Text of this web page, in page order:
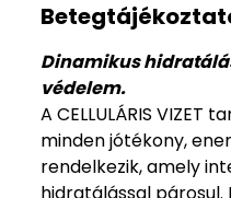
Dinamikus
védelem.
A CELLULÁRIS
minden jótékony,
rendelkezik, amely